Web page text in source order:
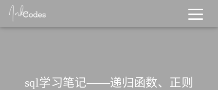
sql学习笔记——递归函数、正则